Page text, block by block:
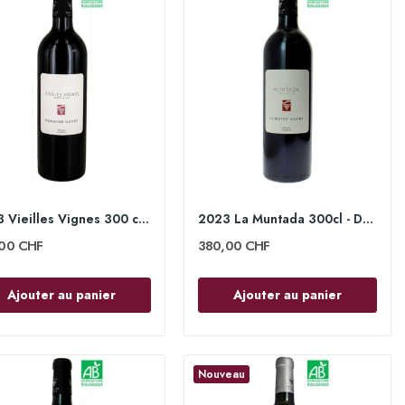
2023 Vieilles Vignes 300 cl - Domaine Gauby
CHF
Ajouter au panier
2023 La Muntada 300cl - Domaine Gauby
380,00 CHF
Ajouter au panier
Nouveau